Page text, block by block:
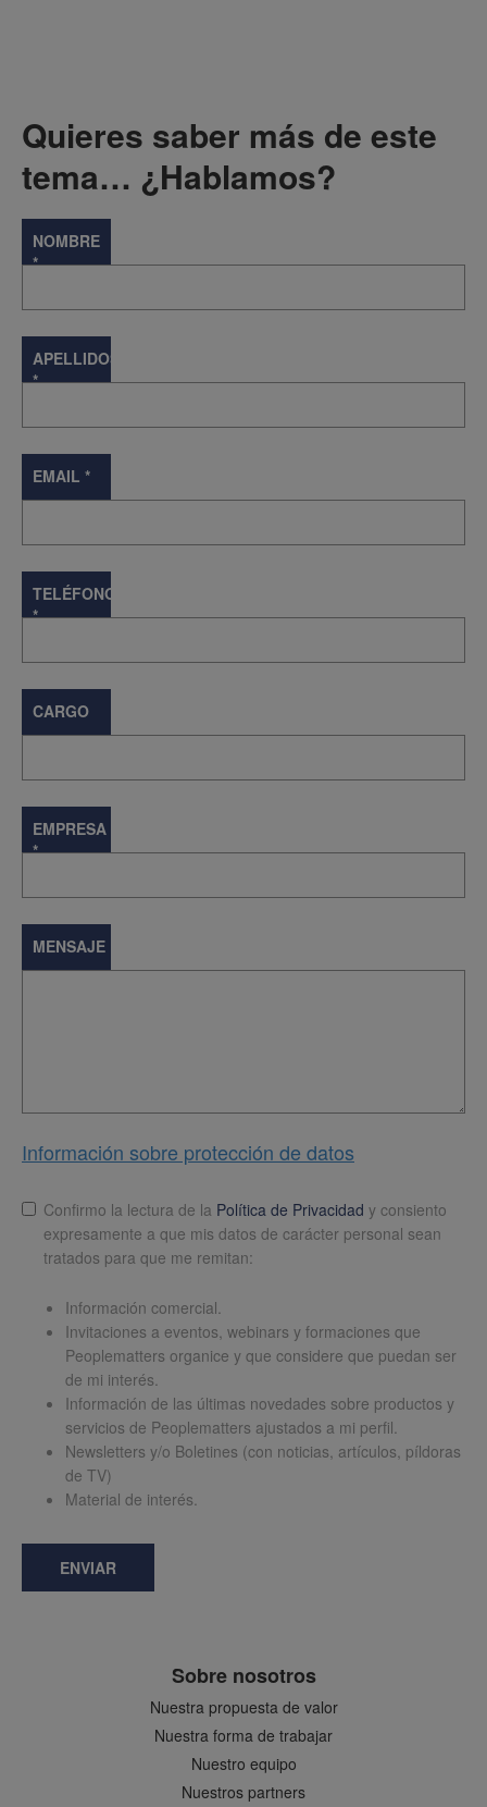
Quieres saber más de este
tema… ¿Hablamos?
NOMBRE
*
APELLIDOS
*
EMAIL *
TELÉFONO
*
CARGO
EMPRESA
*
MENSAJE
Información sobre protección de datos
LopdConfirmo la lectura de la Política de Privacidad y consiento
expresamente a que mis datos de carácter personal sean
tratados para que me remitan:
Información comercial.
Invitaciones a eventos, webinars y formaciones que
Peoplematters organice y que considere que puedan ser
de mi interés.
Información de las últimas novedades sobre productos y
servicios de Peoplematters ajustados a mi perfil.
Newsletters y/o Boletines (con noticias, artículos, píldoras
de TV)
Material de interés.
ENVIAR
Sobre nosotros
Nuestra propuesta de valor
Nuestra forma de trabajar
Nuestro equipo
Nuestros partners